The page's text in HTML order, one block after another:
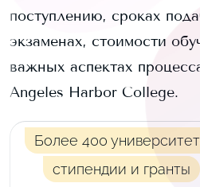
поступлению, сроках
экзаменах, стоимости
важных аспектах
Angeles Harbor College.
Более 400
стипендии и гранты